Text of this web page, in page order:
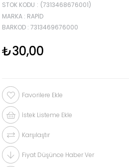
STOK KODU
(7313468676001)
MARKA : RAPID
BARKOD : 7313469676000
₺30,00
Favorilere Ekle
İstek Listeme Ekle
Karşılaştır
Fiyat Düşünce Haber Ver